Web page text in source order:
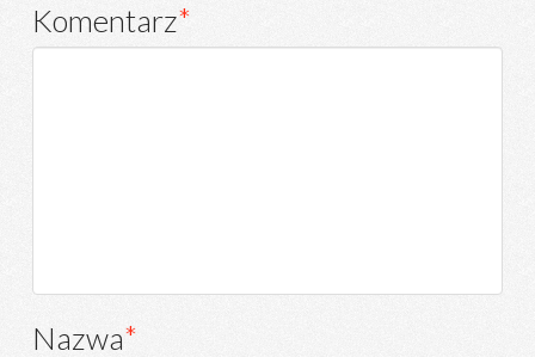
Komentarz*
Nazwa*